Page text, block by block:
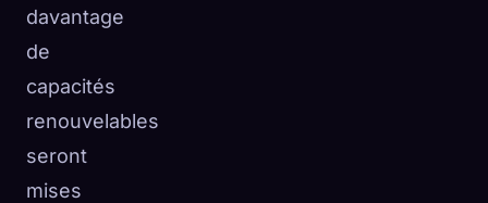
davantage
de
capacités
renouvelables
seront
mises